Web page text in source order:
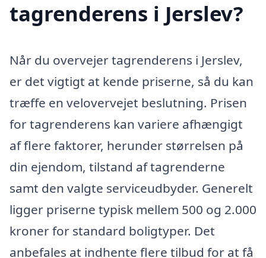
tagrenderens i Jerslev?
Når du overvejer tagrenderens i Jerslev,
er det vigtigt at kende priserne, så du kan
træffe en velovervejet beslutning. Prisen
for tagrenderens kan variere afhængigt
af flere faktorer, herunder størrelsen på
din ejendom, tilstand af tagrenderne
samt den valgte serviceudbyder. Generelt
ligger priserne typisk mellem 500 og 2.000
kroner for standard boligtyper. Det
anbefales at indhente flere tilbud for at få